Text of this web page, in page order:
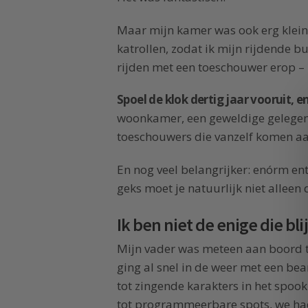
Maar mijn kamer was ook erg
katrollen, zodat ik mijn rijdende
rijden met een toeschouwer erop
Spoel de klok dertig jaar vooruit,
woonkamer, een geweldige
toeschouwers die vanzelf komen
En nog veel belangrijker: enórm
geks moet je natuurlijk niet alleen
Ik ben niet de enige die
Mijn vader was meteen aan
ging al snel in de weer met een
tot zingende karakters in het
tot programmeerbare spots, we